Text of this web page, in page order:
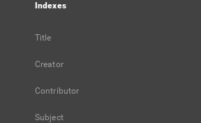
Indexes
Title
Creator
Contributor
Subject